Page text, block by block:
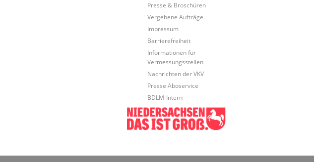
Presse & Broschüren
Vergebene Aufträge
Impressum
Barrierefreiheit
Informationen für
Vermessungsstellen
Nachrichten der VKV
Presse Aboservice
BDLM-Intern